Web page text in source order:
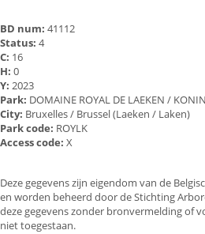
BD num: 41112
Status: 4
C: 16
H: 0
Y: 2023
Park: DOMAINE ROYAL DE LAEKEN /
City: Bruxelles / Brussel (Laeken / Laken)
Park code: ROYLK
Access code: X
Deze gegevens zijn eigendom van de
en worden beheerd door de Stichting
deze gegevens zonder bronvermelding of
niet toegestaan.